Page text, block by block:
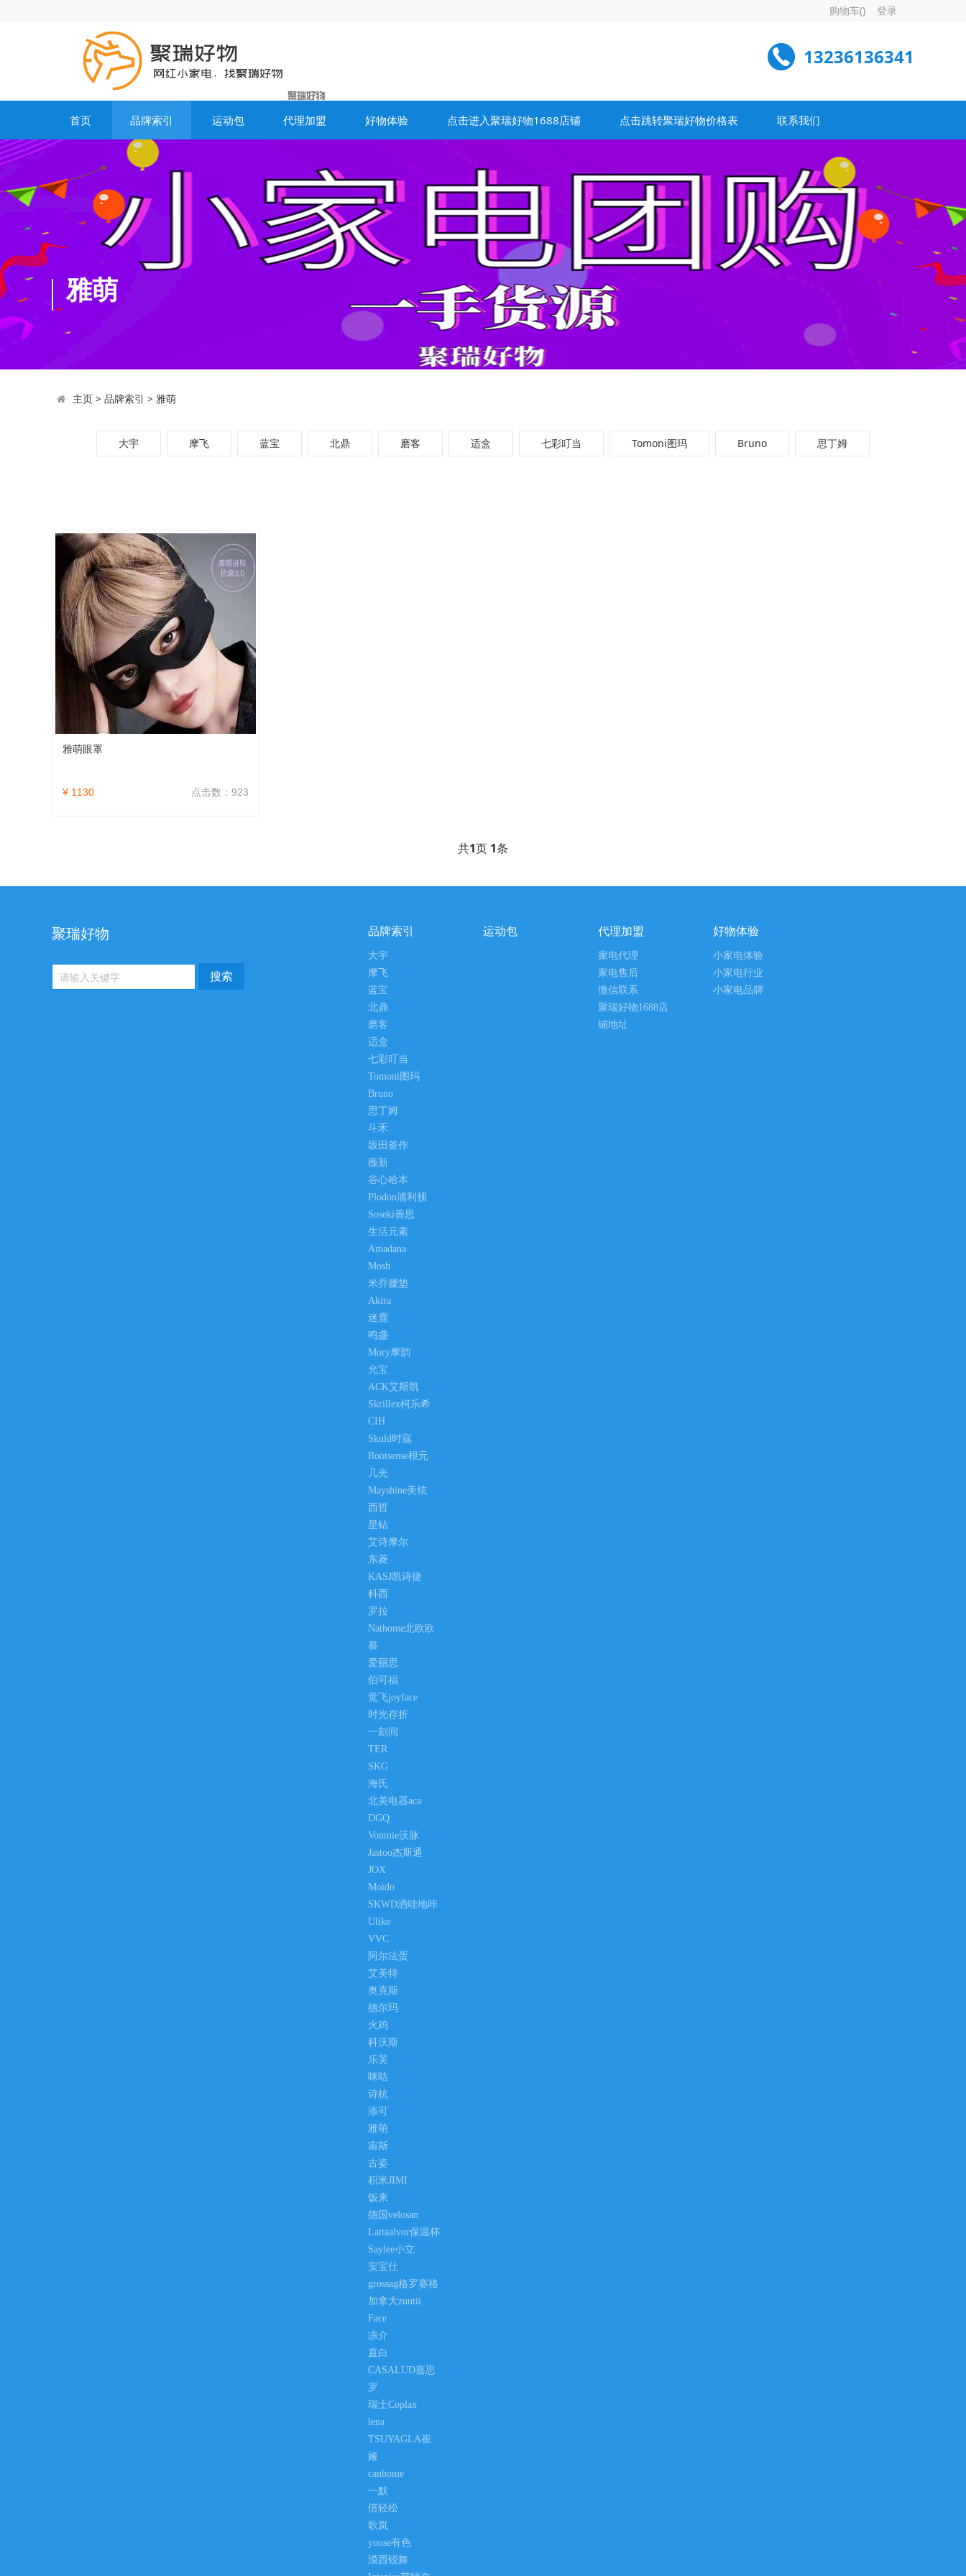
购物车() 登录
13236136341
首页 品牌索引 运动包 代理加盟 好物体验 点击进入聚瑞好物1688店铺 点击跳转聚瑞好物价格表 联系我们
雅萌
主页> 品牌索引 > 雅萌
大宇 摩飞 蓝宝 北鼎 磨客 适盒 七彩叮当 Tomoni图玛 Bruno 思丁姆
雅萌眼罩
点击数：923
¥ 1130
共1页 1条
聚瑞好物 品牌索引
大宇
摩飞
蓝宝
北鼎
磨客
适盒
七彩叮当
Tomoni图玛
Bruno
思丁姆
斗禾
坂田釜作
薇新
谷心哈本
Plodon浦利顿
Soseki善思
生活元素
Amadana
Mosh
米乔腰垫
Akira
迷鹿
鸣盏
Mory摩韵
允宝
ACK艾斯凯
Skrillex柯乐希
CIH
Skuld时寇
Rootsense根元
几光
Mayshine美炫
西哲
星钻
艾诗摩尔
东菱
KASJ凯诗捷
科西
罗拉
Nathome北欧欧
慕
爱丽思
伯可福
觉飞joyface
时光存折
一刻间
TER
SKG
海氏
北美电器aca
DGQ
Vonmie沃脉
Jastoo杰斯通
JOX
Moido
SKWD洒哇地咔
Ulike
VVC
阿尔法蛋
艾美特
奥克斯
德尔玛
火鸡
科沃斯
乐芙
咪咕
诗杭
添可
雅萌
宙斯
古姿
积米JIMI
饭来
德国velosan
Lattaalvor保温杯
Saylee小立
安宝仕
grossag格罗赛格
加拿大zuutii
Face
凉介
直白
CASALUD嘉思
罗
瑞士Coplax
lena
TSUYAGLA崔
娅
canhome
一默
倍轻松
歌岚
yoose有色
漠西锐舞
运动包 代理加盟
家电代理
家电售后
微信联系
聚瑞好物1688店
铺地址
好物体验
小家电体验
小家电行业
小家电品牌